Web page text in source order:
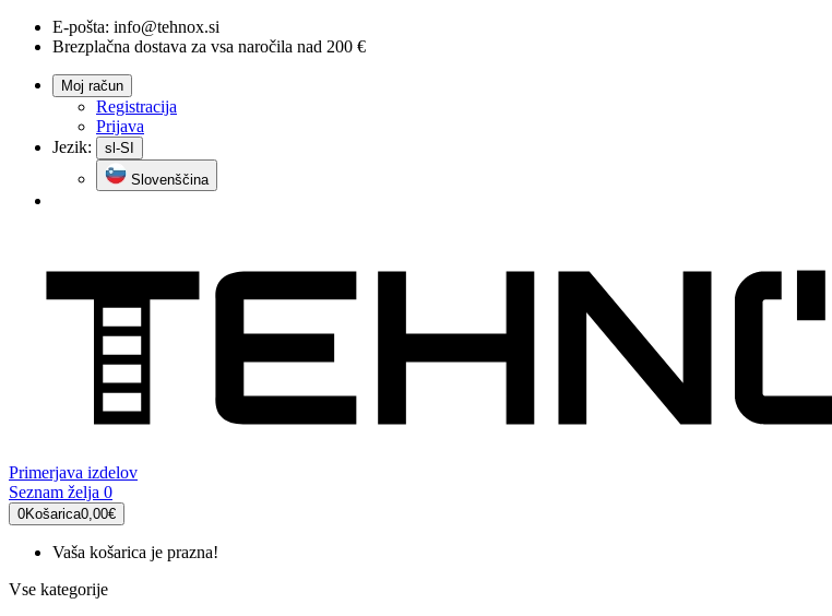
E-pošta: info@tehnox.si
Brezplačna dostava za vsa naročila nad 200 €
Moj račun
Registracija
Prijava
Jezik:
sl-SI
Slovenščina
Primerjava izdelov
Seznam želja 0
0Košarica0,00€
Vaša košarica je prazna!
Vse kategorije